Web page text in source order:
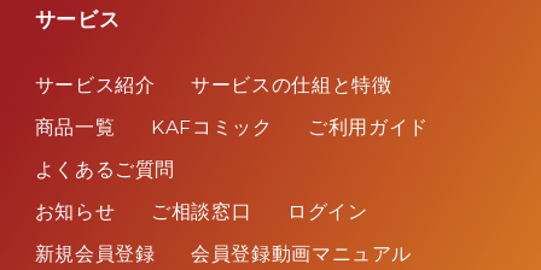
サービス
サービス紹介
サービスの仕組と特徴
商品一覧
KAFコミック
ご利用ガイド
よくあるご質問
お知らせ
ご相談窓口
ログイン
新規会員登録
会員登録動画マニュアル